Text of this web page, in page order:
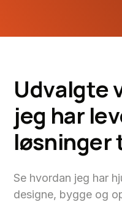
Udvalgte
jeg har lev
løsninger
Se hvordan jeg har
designe, bygge og